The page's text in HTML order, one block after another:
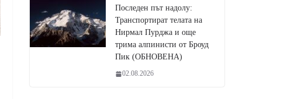
Последен път надолу:
Транспортират телата на
Нирмал Пурджа и още
трима алпинисти от Броуд
Пик (ОБНОВЕНА)
02.08.2026